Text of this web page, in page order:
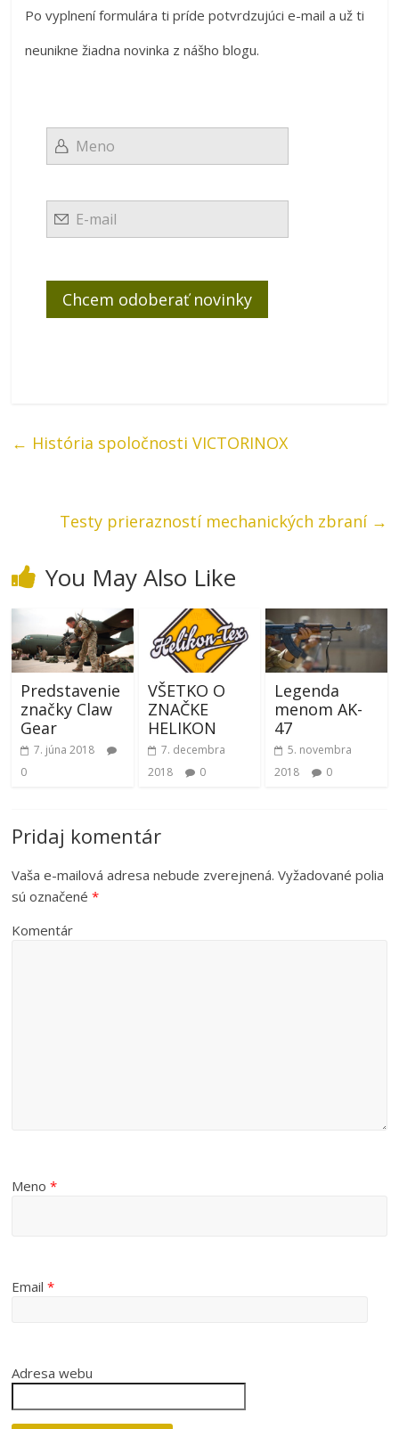
Po vyplnení formulára ti príde potvrdzujúci e-mail a už ti
neunikne žiadna novinka z nášho blogu.
← História spoločnosti VICTORINOX
Testy prierazností mechanických zbraní →
You May Also Like
Predstavenie
značky Claw
Gear
7. júna 2018
0
VŠETKO O
ZNAČKE
HELIKON
7. decembra
2018
0
Legenda
menom AK-
47
5. novembra
2018
0
Pridaj komentár
Vaša e-mailová adresa nebude zverejnená. Vyžadované polia
sú označené*
Komentár
Meno*
Email*
Adresa webu